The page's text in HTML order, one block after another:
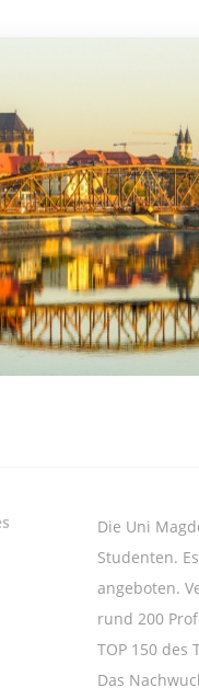
Die Uni
Studenten.
angeboten.
rund 200
TOP 150 des
Das